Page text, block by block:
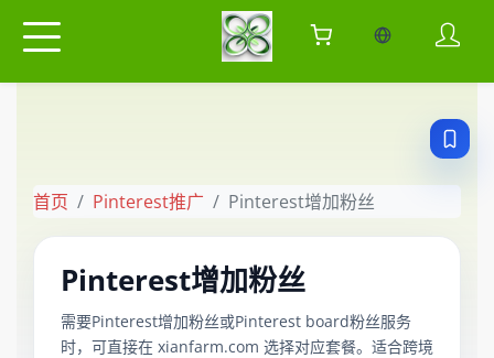
当前语言：中
首页 Pinterest推广 Pinterest增加粉丝
Pinterest增加粉丝
需要Pinterest增加粉丝或Pinterest board粉丝服务
时，可直接在 xianfarm.com 选择对应套餐。适合跨境